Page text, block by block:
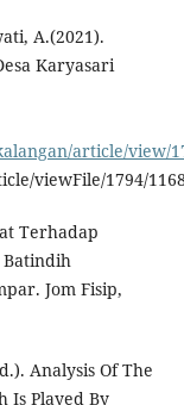
A.(2021).
Karyasari
article/view/
viewFile/1794/
Terhadap
Batindih
Jom Fisip,
Analysis Of The
Is Played By